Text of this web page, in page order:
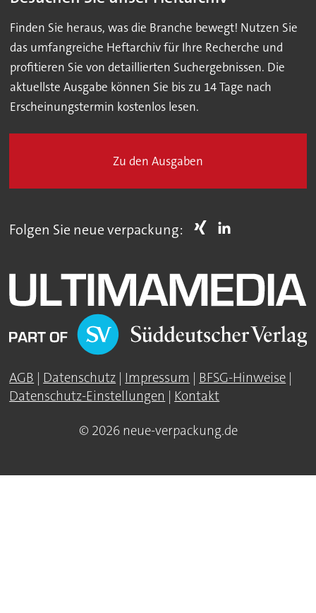
Finden Sie heraus, was die Branche bewegt! Nutzen Sie
das umfangreiche Heftarchiv für Ihre Recherche und
profitieren Sie von detaillierten Suchergebnissen. Die
aktuellste Ausgabe können Sie bis zu 14 Tage nach
Erscheinungstermin kostenlos lesen.
Zu den Ausgaben
Folgen Sie neue verpackung:
AGB | Datenschutz | Impressum | BFSG-Hinweise |
Datenschutz-Einstellungen | Kontakt
© 2026 neue-verpackung.de